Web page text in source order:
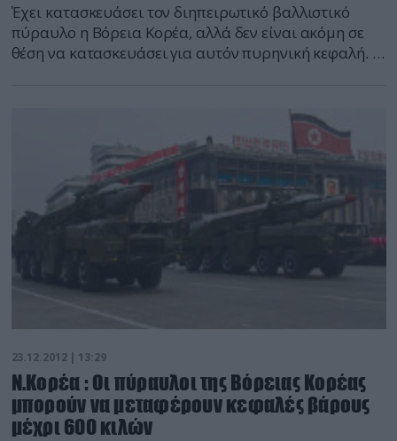
Έχει κατασκευάσει τον διηπειρωτικό βαλλιστικό
πύραυλο η Βόρεια Κορέα, αλλά δεν είναι ακόμη σε
θέση να κατασκευάσει για αυτόν πυρηνική κεφαλή. Η
οποίο χρηματοδοτείται από την κυβέρνηση της
Νότιας Κορέας. Αυτό τον μήνα, η Πιονγιάνγκ
εκτόξευσε τον πύραυλο, ικανό να καλύψει την
απόσταση […]
23.12.2012 | 13:29
Ν.Κορέα : Οι πύραυλοι της Βόρειας Κορέας
μπορούν να μεταφέρουν κεφαλές βάρους
μέχρι 600 κιλών